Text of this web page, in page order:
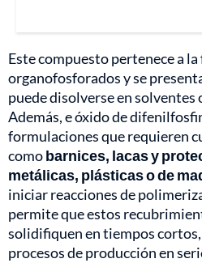
Este compuesto pertenece a
organofosforados y se
puede disolverse en solventes
Además, e óxido de
formulaciones que requieren
comobarnices, lacas y
metálicas, plásticas o de
iniciar reacciones de
permite que estos
solidifiquen en tiempos
procesos de producción en